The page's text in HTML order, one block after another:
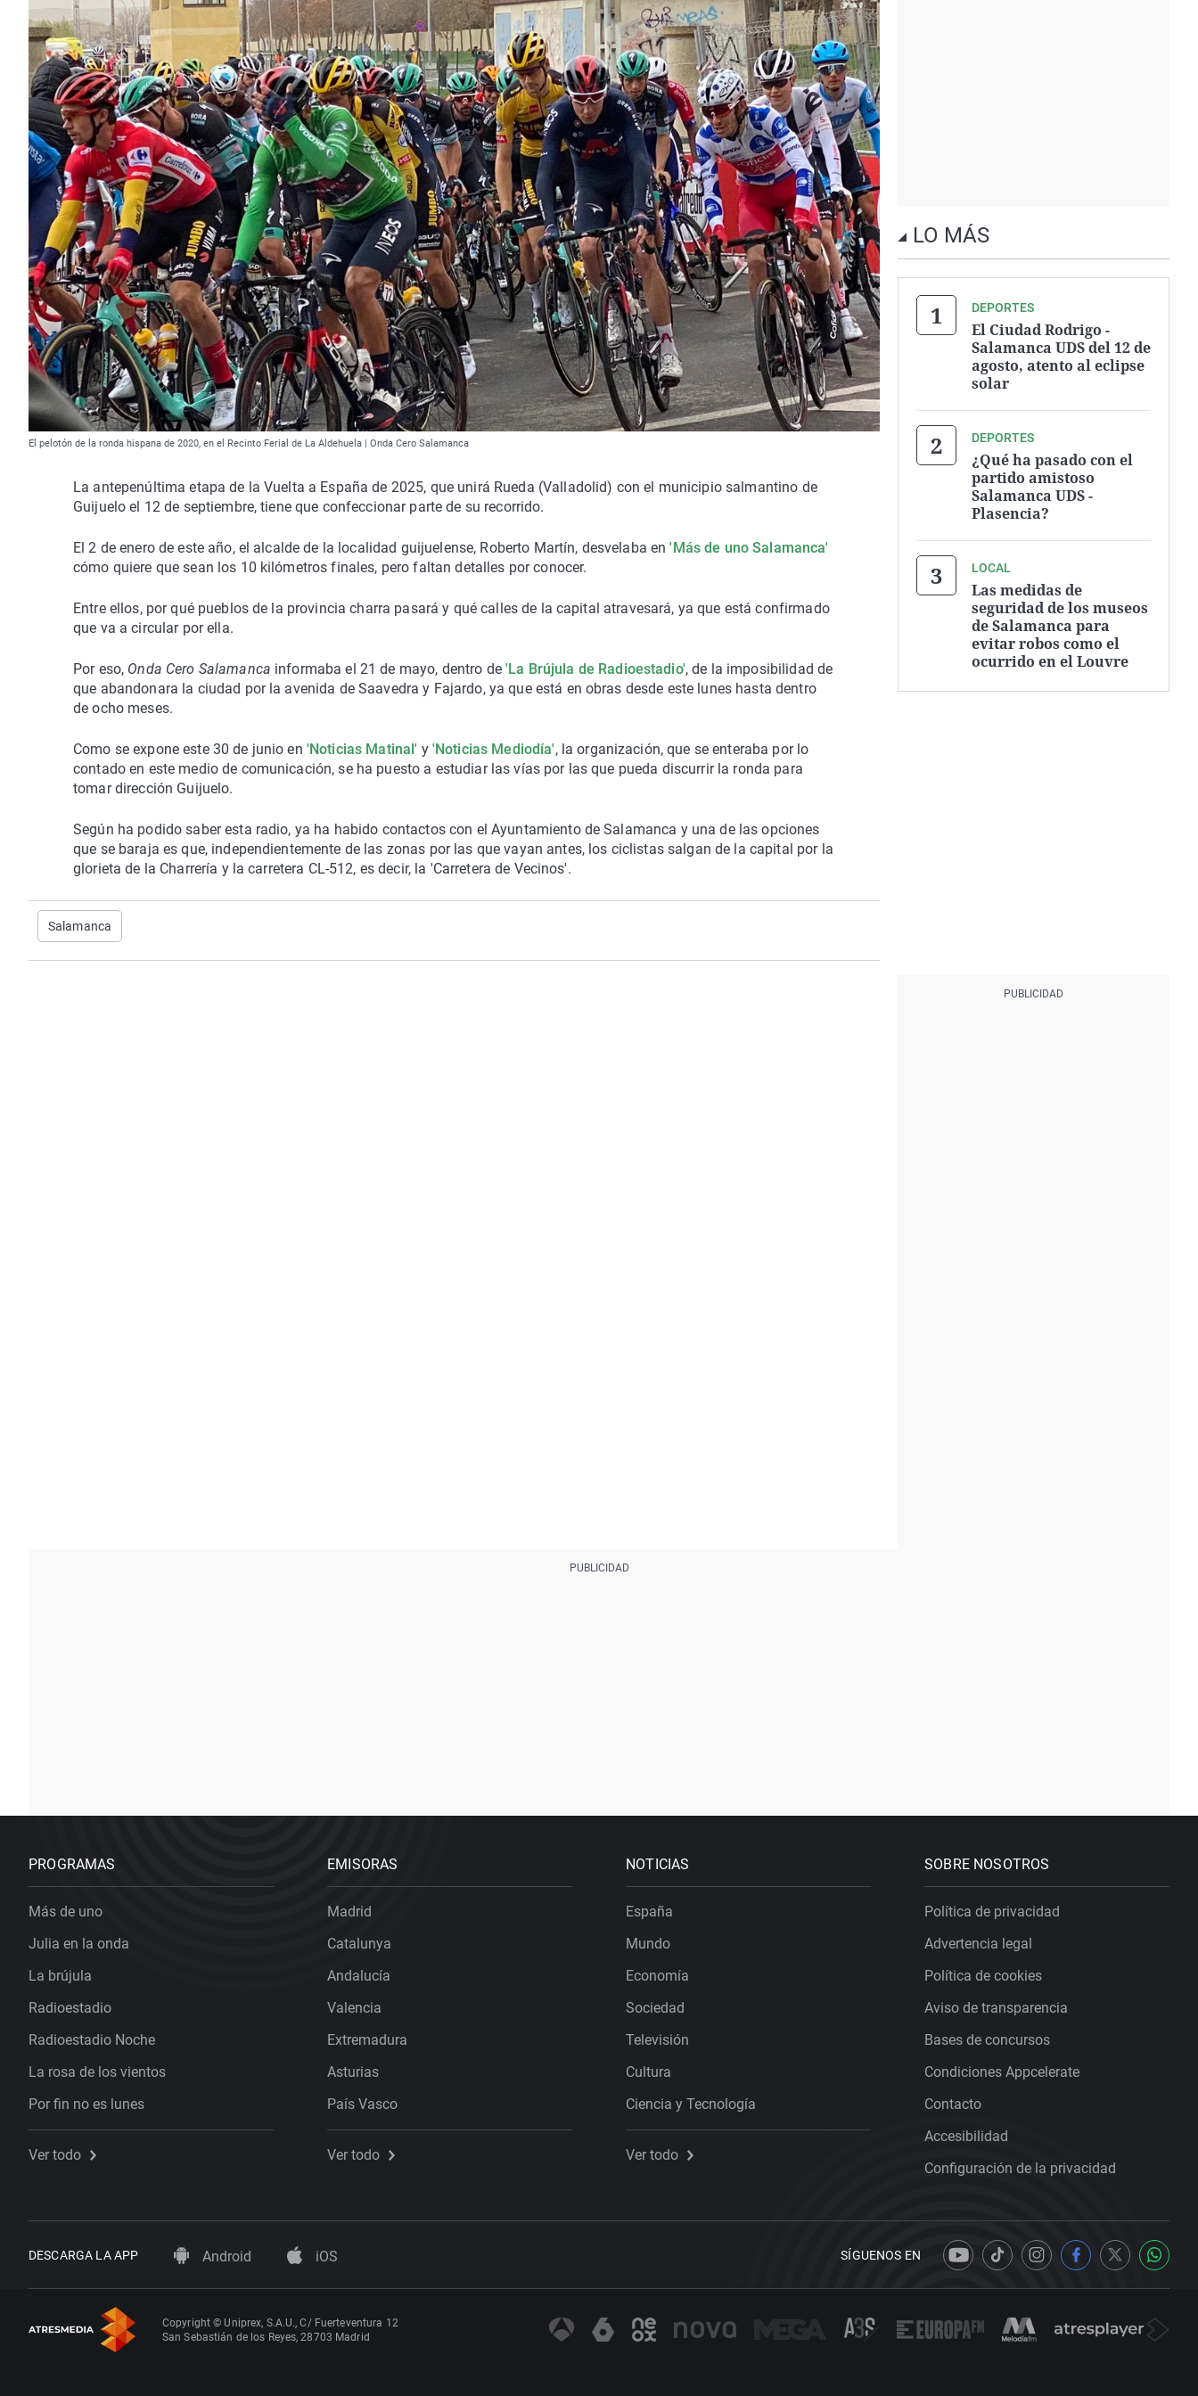
El pelotón de la ronda hispana de 2020, en el Recinto Ferial de La Aldehuela | Onda Cero Salamanca
La antepenúltima etapa de la Vuelta a España de 2025, que unirá Rueda (Valladolid) con el municipio salmantino de
Guijuelo el 12 de septiembre, tiene que confeccionar parte de su recorrido.
El 2 de enero de este año, el alcalde de la localidad guijuelense, Roberto Martín, desvelaba en'Más de uno Salamanca'
cómo quiere que sean los 10 kilómetros finales, pero faltan detalles por conocer.
Entre ellos, por qué pueblos de la provincia charra pasará y qué calles de la capital atravesará, ya que está confirmado
que va a circular por ella.
Por eso, Onda Cero Salamanca informaba el 21 de mayo, dentro de 'La Brújula de Radioestadio', de la imposibilidad de
que abandonara la ciudad por la avenida de Saavedra y Fajardo, ya que está en obras desde este lunes hasta dentro
de ocho meses.
Como se expone este 30 de junio en 'Noticias Matinal' y 'Noticias Mediodía', la organización, que se enteraba por lo
contado en este medio de comunicación, se ha puesto a estudiar las vías por las que pueda discurrir la ronda para
tomar dirección Guijuelo.
Según ha podido saber esta radio, ya ha habido contactos con el Ayuntamiento de Salamanca y una de las opciones
que se baraja es que, independientemente de las zonas por las que vayan antes, los ciclistas salgan de la capital por la
glorieta de la Charrería y la carretera CL-512, es decir, la 'Carretera de Vecinos'.
Salamanca
LO MÁS
DEPORTES
El Ciudad Rodrigo -
Salamanca UDS del 12 de
agosto, atento al eclipse
solar
DEPORTES
¿Qué ha pasado con el
partido amistoso
Salamanca UDS -
Plasencia?
LOCAL
Las medidas de
seguridad de los museos
de Salamanca para
evitar robos como el
ocurrido en el Louvre
PROGRAMAS
Más de uno
Julia en la onda
La brújula
Radioestadio
Radioestadio Noche
La rosa de los vientos
Por fin no es lunes
Ver todo
EMISORAS
Madrid
Catalunya
Andalucía
Valencia
Extremadura
Asturias
País Vasco
Ver todo
NOTICIAS
España
Mundo
Economía
Sociedad
Televisión
Cultura
Ciencia y Tecnología
Ver todo
SOBRE NOSOTROS
Política de privacidad
Advertencia legal
Política de cookies
Aviso de transparencia
Bases de concursos
Condiciones Appcelerate
Contacto
Accesibilidad
Configuración de la privacidad
DESCARGA LA APP Android iOS SÍGUENOS EN
Copyright © Uniprex, S.A.U., C/ Fuerteventura 12
San Sebastián de los Reyes, 28703 Madrid